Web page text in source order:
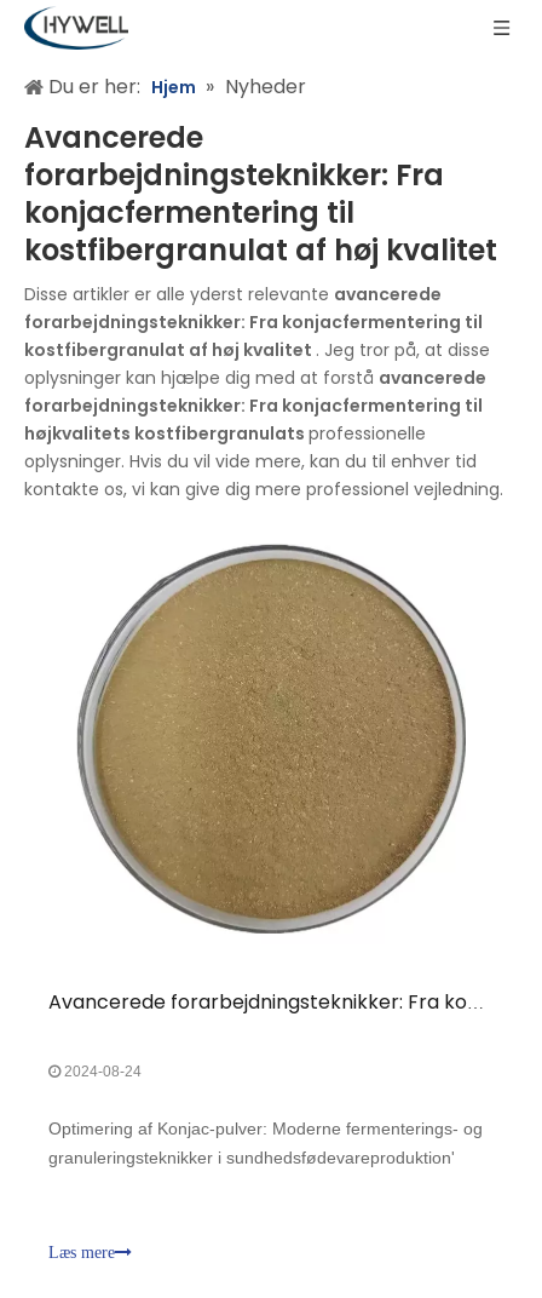
Du er her: Hjem » Nyheder
Avancerede
forarbejdningsteknikker: Fra
konjacfermentering til
kostfibergranulat af høj kvalitet
Disse artikler er alle yderst relevante avancerede
forarbejdningsteknikker: Fra konjacfermentering til
kostfibergranulat af høj kvalitet . Jeg tror på, at disse
oplysninger kan hjælpe dig med at forstå avancerede
forarbejdningsteknikker: Fra konjacfermentering til
højkvalitets kostfibergranulats professionelle
oplysninger. Hvis du vil vide mere, kan du til enhver tid
kontakte os, vi kan give dig mere professionel vejledning.
Avancerede forarbejdningsteknikker: Fra konjacfermentering til kostfibergranulat af høj kvalitet
2024-08-24
Optimering af Konjac-pulver: Moderne fermenterings- og
granuleringsteknikker i sundhedsfødevareproduktion'
Læs mere